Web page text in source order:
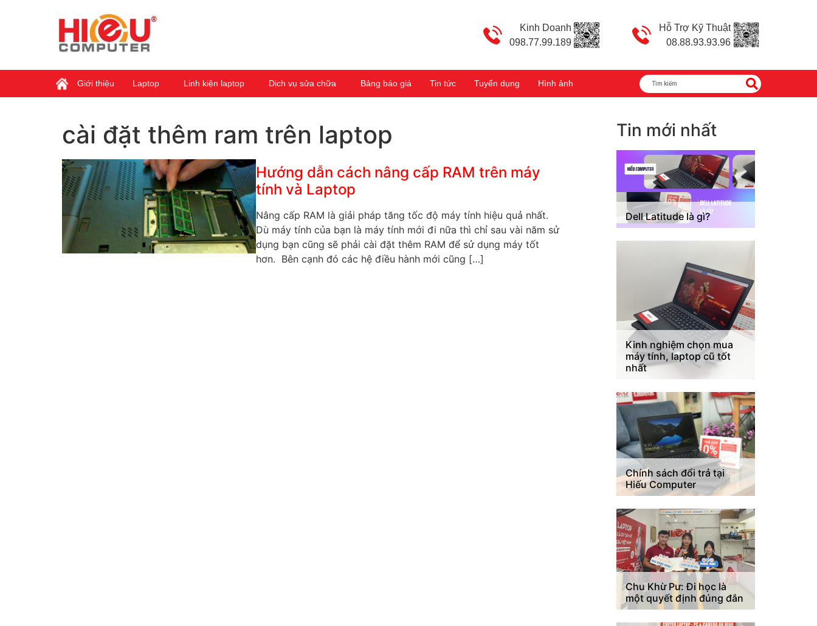
Kinh Doanh
098.77.99.189
Hỗ Trợ Kỹ Thuật
08.88.93.93.96
Giới thiệu Laptop Linh kiện laptop Dịch vụ sửa chữa Bảng báo giá Tin tức Tuyển dụng Hình ảnh
cài đặt thêm ram trên laptop
Hướng dẫn cách nâng cấp RAM trên máy
tính và Laptop
Nâng cấp RAM là giải pháp tăng tốc độ máy tính hiệu quả nhất.
Dù máy tính của bạn là máy tính mới đi nữa thì chỉ sau vài năm sử
dụng bạn cũng sẽ phải cài đặt thêm RAM để sử dụng máy tốt
hơn. Bên cạnh đó các hệ điều hành mới cũng […]
Tin mới nhất
Dell Latitude là gì?
Kinh nghiệm chọn mua
máy tính, laptop cũ tốt
nhất
Chính sách đổi trả tại
Hiếu Computer
Chu Khừ Pư: Đi học là
một quyết định đúng đắn